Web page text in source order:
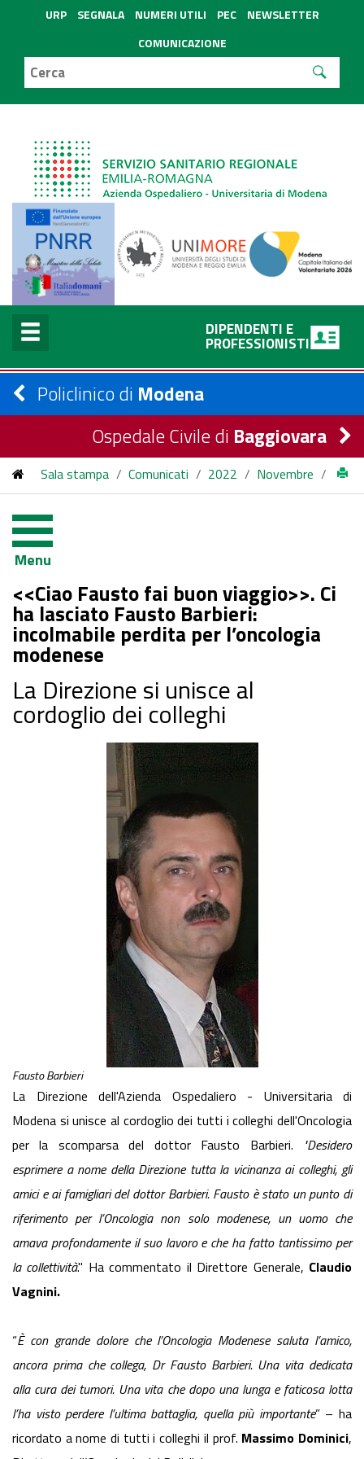
URP SEGNALA NUMERI UTILI PEC
NEWSLETTER
COMUNICAZIONE
DIPENDENTI E
PROFESSIONISTI
Policlinico di Modena
Ospedale Civile di Baggiovara
Sala stampa / Comunicati / 2022 / Novembre /
incolmabile perdita per l’oncologia modenese
Menu
<<Ciao Fausto fai buon viaggio>>. Ci
ha lasciato Fausto Barbieri:
incolmabile perdita per l’oncologia
modenese
La Direzione si unisce al
cordoglio dei colleghi
Fausto Barbieri
La Direzione dell'Azienda Ospedaliero - Universitaria di
Modena si unisce al cordoglio dei tutti i colleghi dell'Oncologia
per la scomparsa del dottor Fausto Barbieri.
"Desidero
esprimere a nome della Direzione tutta la vicinanza ai colleghi, gli
amici e ai famigliari del dottor Barbieri. Fausto è stato un punto di
riferimento per l’Oncologia non solo modenese, un uomo che
amava profondamente il suo lavoro e che ha fatto tantissimo per
la collettività." Ha commentato il Direttore Generale, Claudio
Vagnini.
“È con grande dolore che l’Oncologia Modenese saluta l’amico,
ancora prima che collega, Dr Fausto Barbieri. Una vita dedicata
alla cura dei tumori. Una vita che dopo una lunga e faticosa lotta
l’ha visto perdere l’ultima battaglia, quella più importante” – ha
ricordato a nome di tutti i colleghi il prof. Massimo Dominici,